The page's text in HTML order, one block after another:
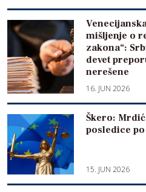
mišljenje o
zakona“:
devet
nerešene
16. JUN 2026
Škero:
posledice
15. JUN 2026